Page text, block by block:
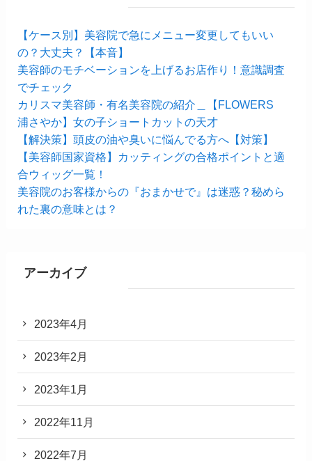
【ケース別】美容院で急にメニュー変更してもいい
の？大丈夫？【本音】
美容師のモチベーションを上げるお店作り！意識調査
でチェック
カリスマ美容師・有名美容院の紹介＿【FLOWERS
浦さやか】女の子ショートカットの天才
【解決策】頭皮の油や臭いに悩んでる方へ【対策】
【美容師国家資格】カッティングの合格ポイントと適
合ウィッグ一覧！
美容院のお客様からの『おまかせで』は迷惑？秘めら
れた裏の意味とは？
アーカイブ
2023年4月
2023年2月
2023年1月
2022年11月
2022年7月